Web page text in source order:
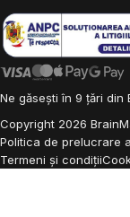
Ne găsești în 9 țări din
Copyright 2026
Politica de prelucrare
Termeni și condiții